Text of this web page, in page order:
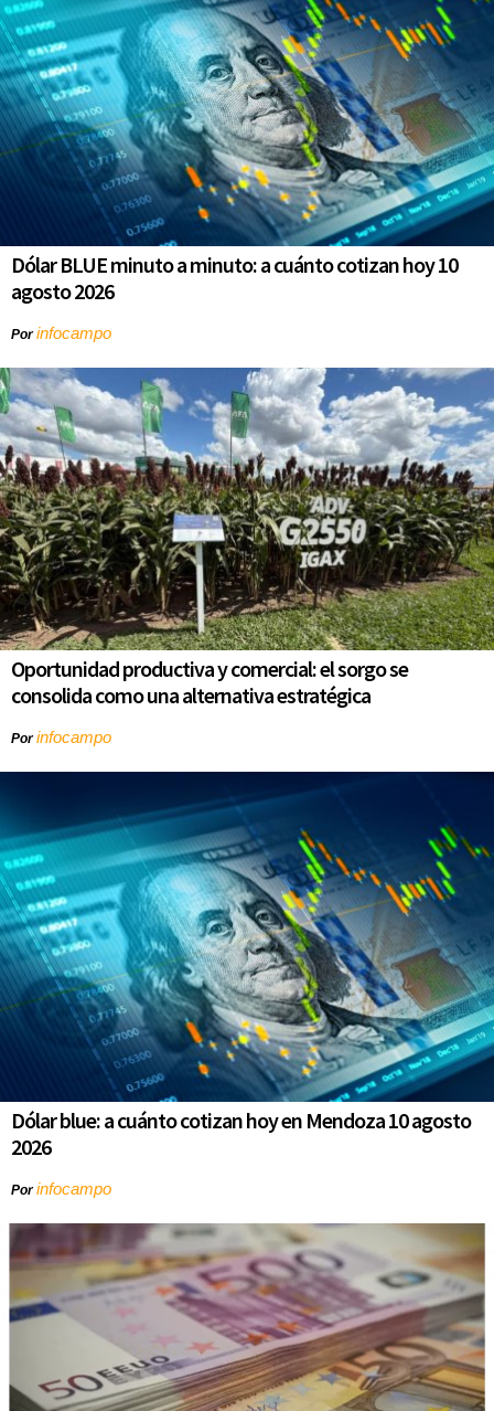
Dólar BLUE minuto a minuto: a cuánto cotizan hoy 10
agosto 2026
Porinfocampo
Oportunidad productiva y comercial: el sorgo se
consolida como una alternativa estratégica
Porinfocampo
Dólar blue: a cuánto cotizan hoy en Mendoza 10 agosto
2026
Porinfocampo